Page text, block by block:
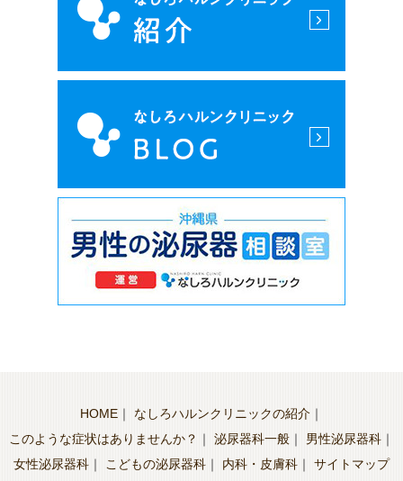
HOME｜ なしろハルンクリニックの紹介｜
このような症状はありませんか？ ｜ 泌尿器科一般｜ 男性泌尿器科｜
女性泌尿器科｜ こどもの泌尿器科｜ 内科・皮膚科｜ サイトマップ